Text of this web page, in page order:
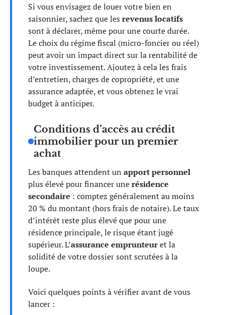
Si vous envisagez de louer votre bien en
saisonnier, sachez que les revenus locatifs
sont à déclarer, même pour une courte durée.
Le choix du régime fiscal (micro-foncier ou réel)
peut avoir un impact direct sur la rentabilité de
votre investissement. Ajoutez à cela les frais
d’entretien, charges de copropriété, et une
assurance adaptée, et vous obtenez le vrai
budget à anticiper.
Conditions d’accès au crédit
immobilier pour un premier
achat
Les banques attendent un apport personnel
plus élevé pour financer unerésidence
secondaire : comptez généralement au moins
20 % du montant (hors frais de notaire). Le taux
d’intérêt reste plus élevé que pour une
résidence principale, le risque étant jugé
supérieur. L’assurance emprunteuret la
solidité de votre dossier sont scrutées à la
loupe.
Voici quelques points à vérifier avant de vous
lancer :